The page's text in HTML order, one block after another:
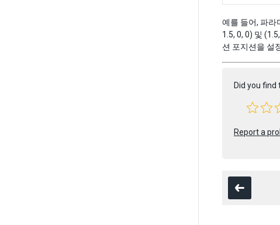
예를 들어, 파라
1.5, 0, 0) 및
션 포지션을 설
Did you find
Report a